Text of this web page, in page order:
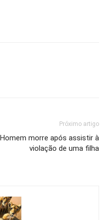
Próximo artigo
Homem morre após assistir à
violação de uma filha